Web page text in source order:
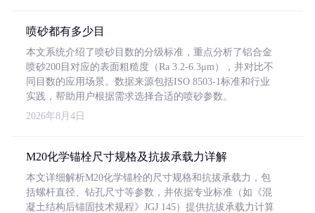
喷砂都有多少目
本文系统介绍了喷砂目数的分级标准，重点分析了铝合金
喷砂200目对应的表面粗糙度（Ra 3.2-6.3μm），并对比不
同目数的应用场景。数据来源包括ISO 8503-1标准和行业
实践，帮助用户根据需求选择合适的喷砂参数。
2026年8月4日
M20化学锚栓尺寸规格及抗拔承载力详解
本文详细解析M20化学锚栓的尺寸规格和抗拔承载力，包
括螺杆直径、钻孔尺寸等参数，并依据专业标准（如《混
凝土结构后锚固技术规程》JGJ 145）提供抗拔承载力计算